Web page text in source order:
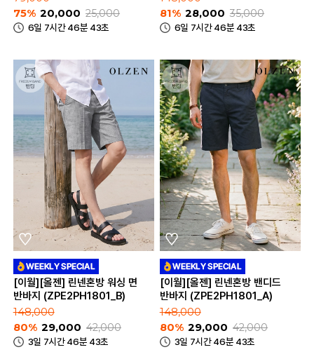
75% 20,000 25,000
6일 7시간 46분 43초
81% 28,000 35,000
6일 7시간 46분 43초
[이월][올젠] 린넨혼방 워싱 면
반바지 (ZPE2PH1801_B)
148,000
80% 29,000 42,000
3일 7시간 46분 43초
[이월][올젠] 린넨혼방 밴디드
반바지 (ZPE2PH1801_A)
148,000
80% 29,000 42,000
3일 7시간 46분 43초